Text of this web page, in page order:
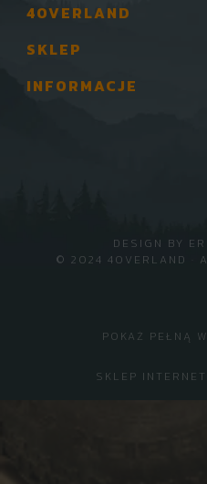
4OVERLAND
SKLEP
INFORMACJE
© 2024 4OVERLAND ·
DESIGN BY
POKAŻ PEŁNĄ
SKLEP